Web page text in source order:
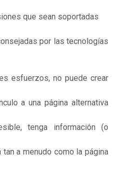
que sean soportadas
por las tecnologías
esfuerzos, no puede crear
a una página alternativa
tenga información (o
a menudo como la página